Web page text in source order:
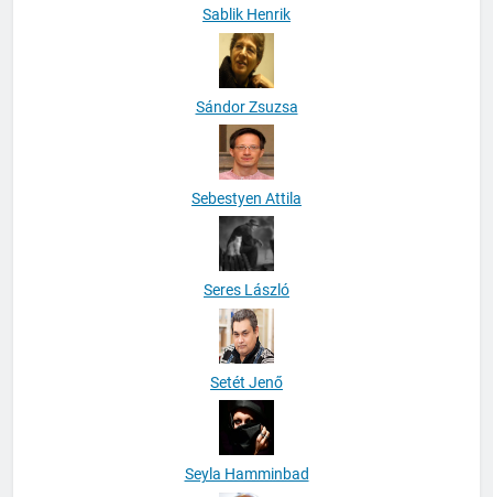
Sablik Henrik
Sándor Zsuzsa
Sebestyen Attila
Seres László
Setét Jenő
Seyla Hamminbad